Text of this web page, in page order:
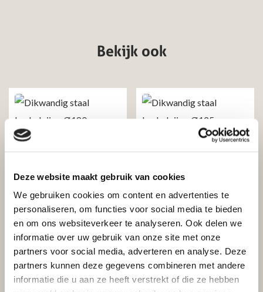
Deze website maakt gebruik van cookies
We gebruiken cookies om content en advertenties te
personaliseren, om functies voor social media te bieden
en om ons websiteverkeer te analyseren. Ook delen we
informatie over uw gebruik van onze site met onze
partners voor social media, adverteren en analyse. Deze
partners kunnen deze gegevens combineren met andere
informatie die u aan ze heeft verstrekt of die ze hebben
Bekijk ook
kachelpijp – Ø180mm x
500mm zwart
Incl. btw
€33,84
€27,97
Toevoegen aan
winkelwagen
kachelpijp – Ø125mm x
500mm zwart
Incl. btw
€46,00
Excl. btw
€38,02
Toevoegen aan
winkelwagen